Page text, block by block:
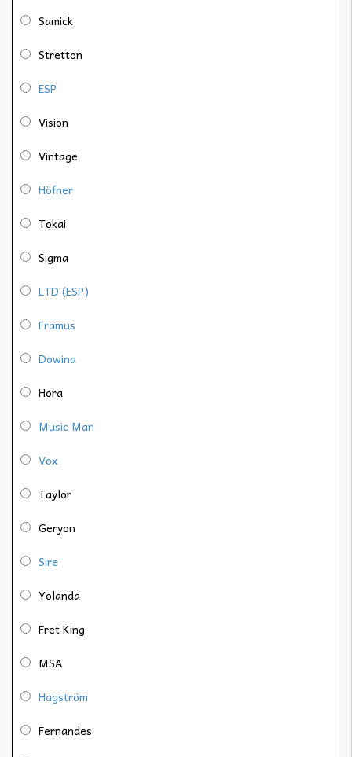
Samick
Stretton
ESP
Vision
Vintage
Höfner
Tokai
Sigma
LTD (ESP)
Framus
Dowina
Hora
Music Man
Vox
Taylor
Geryon
Sire
Yolanda
Fret King
MSA
Hagström
Fernandes